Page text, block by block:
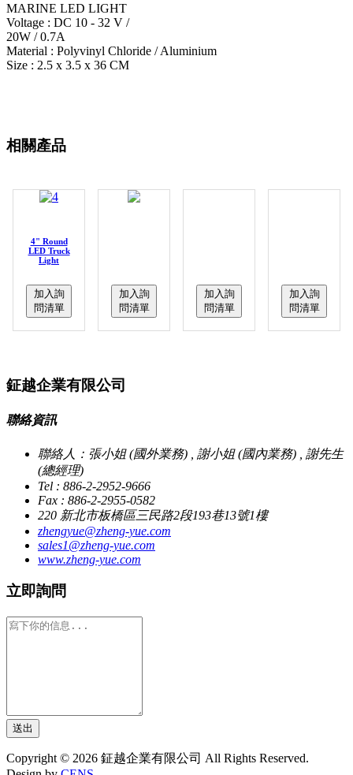
MARINE LED LIGHT
Voltage : DC 10 - 32 V /
20W / 0.7A
Material : Polyvinyl Chloride / Aluminium
Size : 2.5 x 3.5 x 36 CM
相關產品
4" Round
LED Truck
Light
加入詢
問清單
加入詢
問清單
加入詢
問清單
加入詢
問清單
鉦越企業有限公司
聯絡資訊
聯絡人：張小姐 (國外業務) , 謝小姐 (國內業務) , 謝先生
(總經理)
Tel : 886-2-2952-9666
Fax : 886-2-2955-0582
220 新北市板橋區三民路2段193巷13號1樓
zhengyue@zheng-yue.com
sales1@zheng-yue.com
www.zheng-yue.com
立即詢問
送出
Copyright © 2026 鉦越企業有限公司 All Rights Reserved.